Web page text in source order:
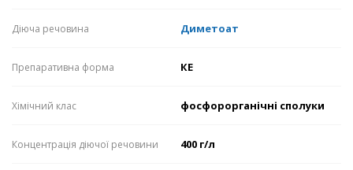
Діюча речовина Диметоат
Препаративна форма КЕ
Хімічний клас фосфорорганічні сполуки
Концентрація діючої речовини 400 г/л